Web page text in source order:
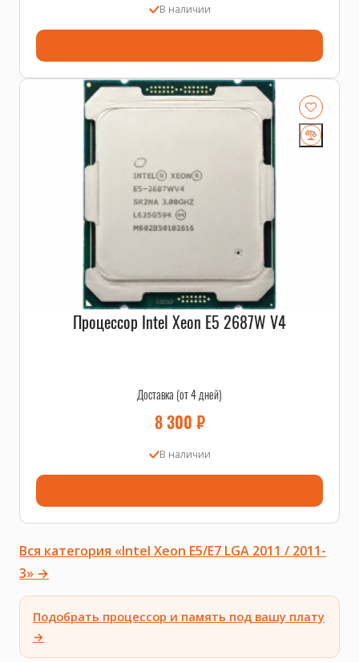
В наличии
Процессор Intel Xeon E5 2687W V4
Доставка (от 4 дней)
8 300 ₽
В наличии
Вся категория «Intel Xeon E5/E7 LGA 2011 / 2011-
3» →
Подобрать процессор и память под вашу плату
→